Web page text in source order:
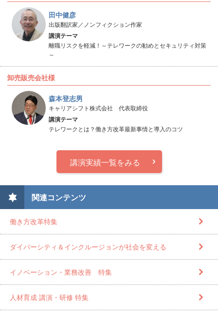
田中健彦
出版翻訳家／ノンフィクション作家
講演テーマ
離職リスクを軽減！～テレワークの勧めとセキュリティ対策
～
卸売販売会社様
森本登志男
キャリアシフト株式会社 代表取締役
講演テーマ
テレワークとは？働き方改革最新事情と導入のコツ
講演実績一覧をみる
関連コンテンツ
働き方改革特集
ダイバーシティ＆インクルージョンが社会を変える
イノベーション・業務改善 特集
人材育成 講演・研修 特集